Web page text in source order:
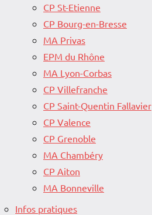
CP St-Etienne
CP Bourg-en-Bresse
MA Privas
EPM du Rhône
MA Lyon-Corbas
CP Villefranche
CP Saint-Quentin Fallavier
CP Valence
CP Grenoble
MA Chambéry
CP Aiton
MA Bonneville
Infos pratiques